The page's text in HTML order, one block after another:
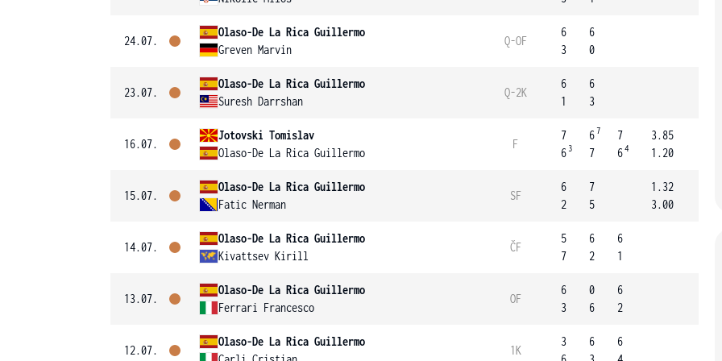
24.07.
Olaso-De La Rica Guillermo
Greven Marvin
Q-OF
6
3
6
0
23.07.
Olaso-De La Rica Guillermo
Suresh Darrshan
Q-2K
6
1
6
3
16.07.
Jotovski Tomislav
Olaso-De La Rica Guillermo
F
7
6 3
67
7
7
64
3.85
1.20
15.07.
Olaso-De La Rica Guillermo
Fatic Nerman
SF
6
2
7
5
1.32
3.00
14.07.
Olaso-De La Rica Guillermo
Kivattsev Kirill
ČF
5
7
6
2
6
1
13.07.
Olaso-De La Rica Guillermo
Ferrari Francesco
OF
6
3
0
6
6
2
12.07.
Olaso-De La Rica Guillermo
1K
3
6
6